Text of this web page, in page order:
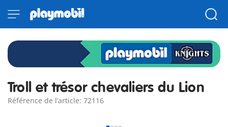
Troll et trésor chevaliers du Lion
Référence de l’article: 72116